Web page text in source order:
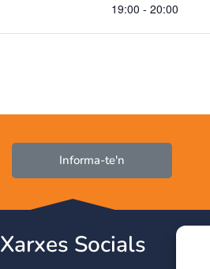
19:00 - 20:00
Informa-te'n
Xarxes Socials